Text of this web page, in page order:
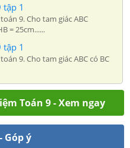
tập 1
9. Cho tam giác ABC
= 25cm......
tập 1
9. Cho tam giác ABC có BC
Toán 9 - Xem ngay
Góp ý